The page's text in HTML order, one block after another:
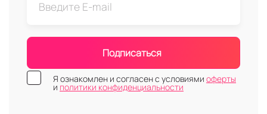
Подписаться
Я ознакомлен и согласен с условиями оферты
и политики конфиденциальности